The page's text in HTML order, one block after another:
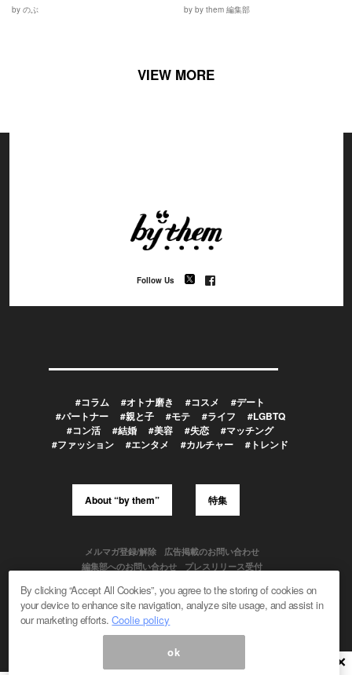
by のぶ by by them 編集部
VIEW MORE
Follow Us
#コラム #オトナ磨き #コスメ
#デート
#パートナー
#親と子 #モテ #ライフ
#LGBTQ
#コン活
#結婚 #美容 #失恋
#マッチング
#ファッション
#エンタメ #カルチャー #トレンド
About “by them” 特集
メルマガ登録/解除
広告掲載のお問い合わせ
編集部へのお問い合わせ
プレスリリース受付
Powered by
© 1999-2026 Magmag, Inc. All Rights Reserved
×
By clicking “Accept All Cookies”, you agree to the storing of cookies on
your device to enhance site navigation, analyze site usage, and assist in
our marketing efforts.Coolie policy
ok